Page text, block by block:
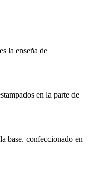
la enseña de
en la parte de
base. confeccionado en